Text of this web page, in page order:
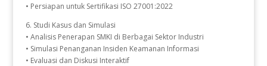
• Persiapan untuk Sertifikasi ISO 27001:2022
6. Studi Kasus dan Simulasi
• Analisis Penerapan SMKI di Berbagai Sektor Industri
• Simulasi Penanganan Insiden Keamanan Informasi
• Evaluasi dan Diskusi Interaktif